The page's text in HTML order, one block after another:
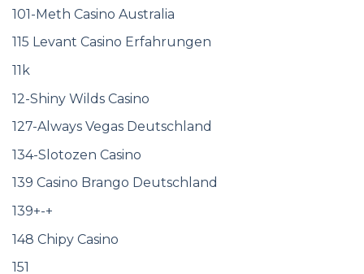
101-Meth Casino Australia
115 Levant Casino Erfahrungen
11k
12-Shiny Wilds Casino
127-Always Vegas Deutschland
134-Slotozen Casino
139 Casino Brango Deutschland
139+-+
148 Chipy Casino
151